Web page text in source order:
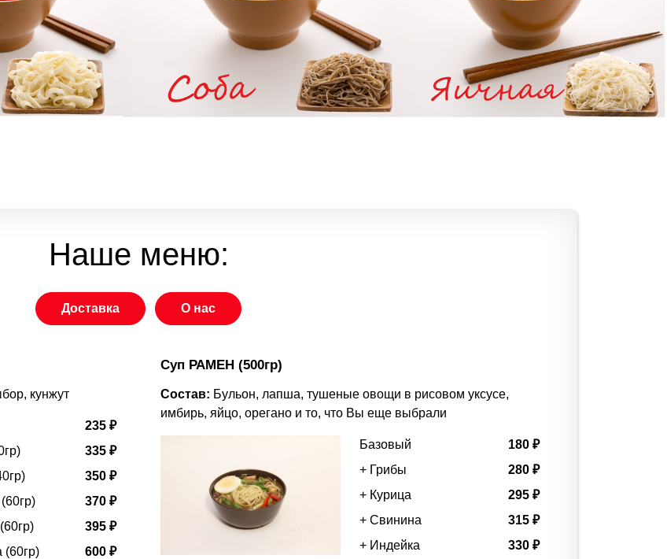
Наше меню:
Доставка О нас
кунжут
235 ₽
335 ₽
350 ₽
370 ₽
395 ₽
(60гр)
600 ₽
Суп РАМЕН (500гр)
Состав: Бульон, лапша, тушеные овощи в рисовом уксусе,
имбирь, яйцо, орегано и то, что Вы еще выбрали
Базовый
180 ₽
+ Грибы
280 ₽
+ Курица
295 ₽
+ Свинина
315 ₽
+ Индейка
330 ₽